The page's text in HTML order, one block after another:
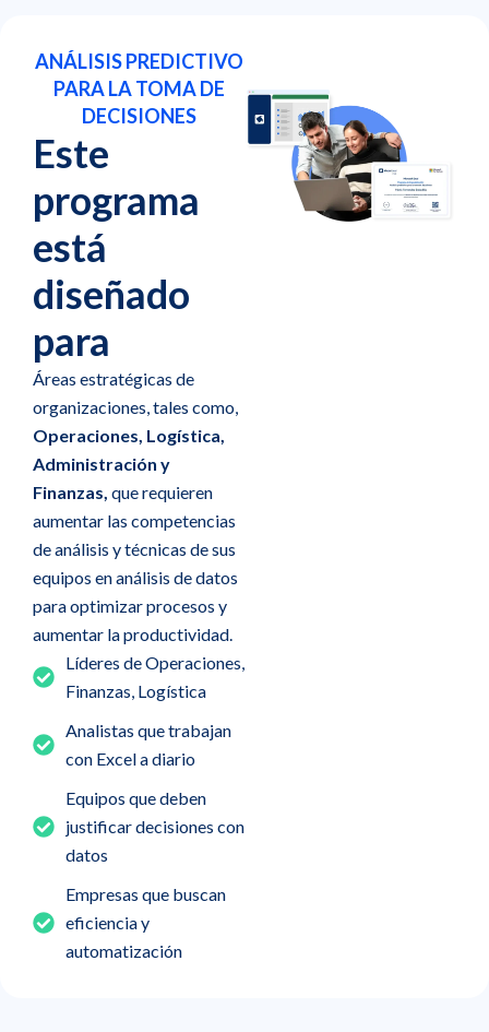
ANÁLISIS PREDICTIVO
PARA LA TOMA DE
DECISIONES
Este
programa
está
diseñado
para
Áreas estratégicas de
organizaciones, tales como,
Operaciones, Logística,
Administración y
Finanzas, que requieren
aumentar las competencias
de análisis y técnicas de sus
equipos en análisis de datos
para optimizar procesos y
aumentar la productividad.
Líderes de Operaciones,
Finanzas, Logística
Analistas que trabajan
con Excel a diario
Equipos que deben
justificar decisiones con
datos
Empresas que buscan
eficiencia y
automatización